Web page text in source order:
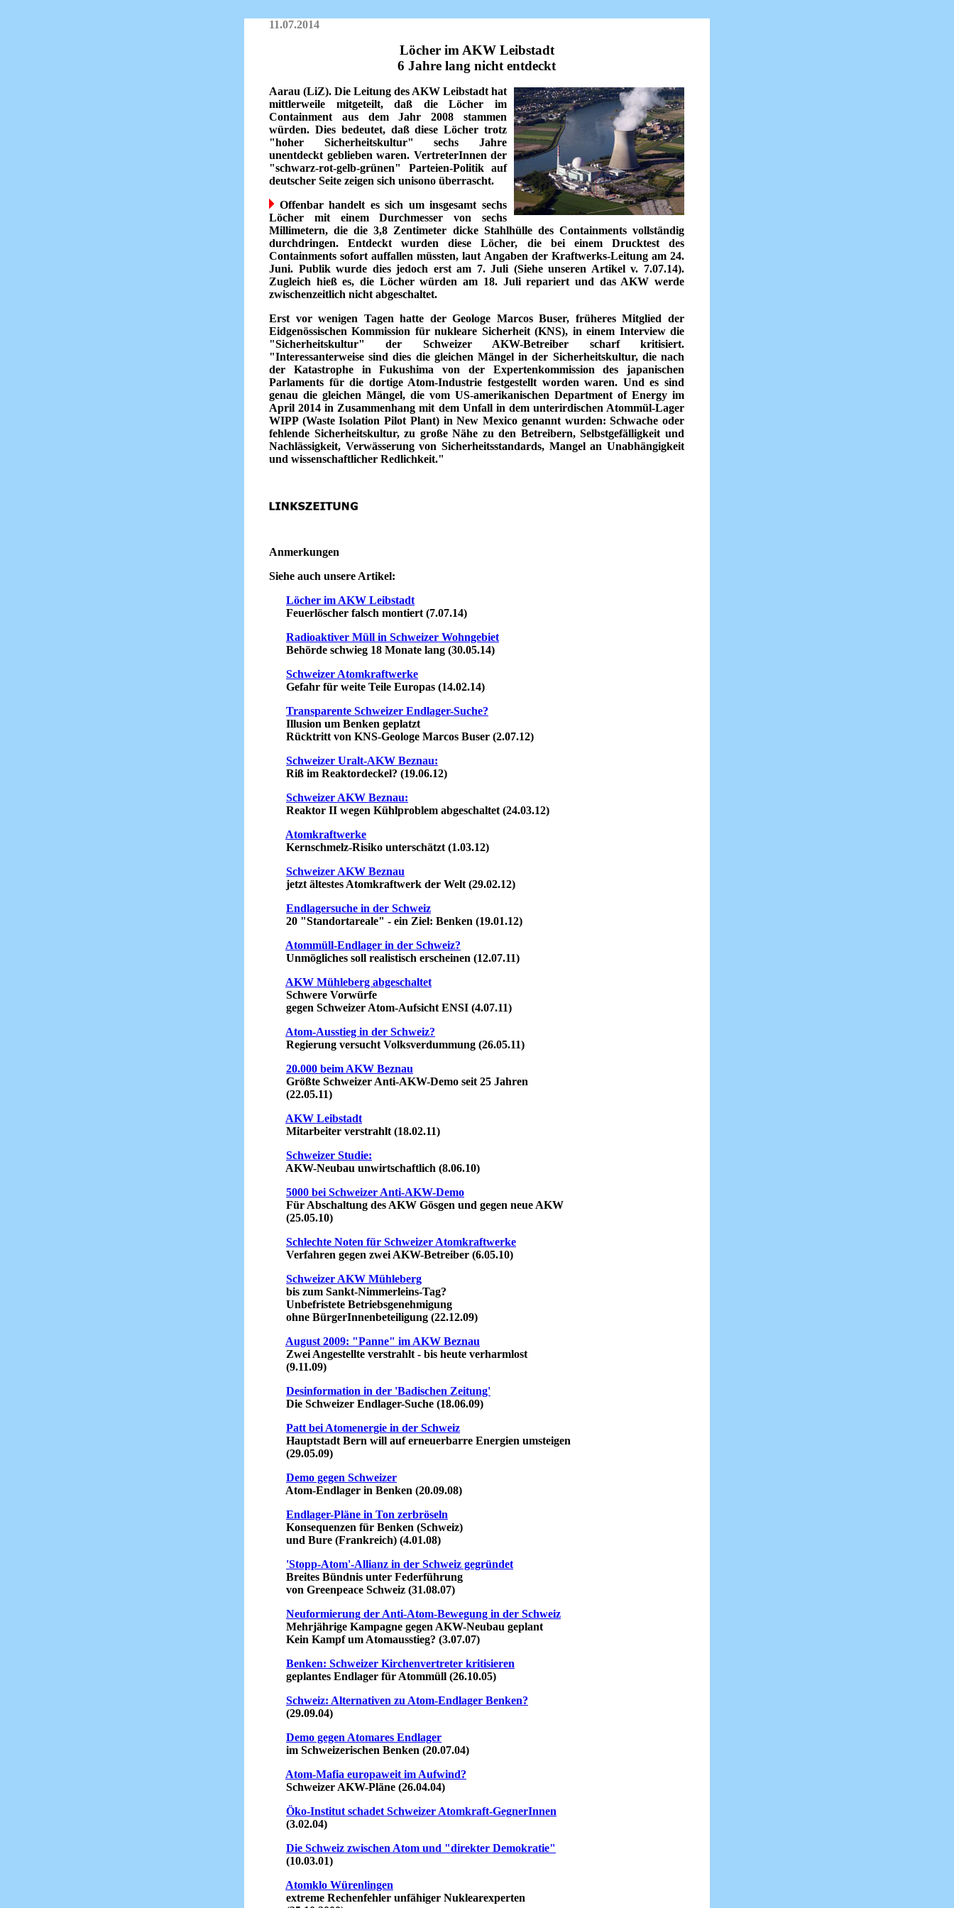
11.07.2014
Löcher im AKW Leibstadt
6 Jahre lang nicht entdeckt
Aarau (LiZ). Die Leitung des AKW Leibstadt hat
mittlerweile mitgeteilt, daß die Löcher im
Containment aus dem Jahr 2008 stammen
würden. Dies bedeutet, daß diese Löcher trotz
"hoher Sicherheitskultur" sechs Jahre
unentdeckt geblieben waren. VertreterInnen der
"schwarz-rot-gelb-grünen" Parteien-Politik auf
deutscher Seite zeigen sich unisono überrascht.
Offenbar handelt es sich um insgesamt sechs
Löcher mit einem Durchmesser von sechs
Millimetern, die die 3,8 Zentimeter dicke Stahlhülle des Containments vollständig
durchdringen. Entdeckt wurden diese Löcher, die bei einem Drucktest des
Containments sofort auffallen müssten, laut Angaben der Kraftwerks-Leitung am 24.
Juni. Publik wurde dies jedoch erst am 7. Juli (Siehe unseren Artikel v. 7.07.14).
Zugleich hieß es, die Löcher würden am 18. Juli repariert und das AKW werde
zwischenzeitlich nicht abgeschaltet.
Erst vor wenigen Tagen hatte der Geologe Marcos Buser, früheres Mitglied der
Eidgenössischen Kommission für nukleare Sicherheit (KNS), in einem Interview die
"Sicherheitskultur" der Schweizer AKW-Betreiber scharf kritisiert.
"Interessanterweise sind dies die gleichen Mängel in der Sicherheitskultur, die nach
der Katastrophe in Fukushima von der Expertenkommission des japanischen
Parlaments für die dortige Atom-Industrie festgestellt worden waren. Und es sind
genau die gleichen Mängel, die vom US-amerikanischen Department of Energy im
April 2014 in Zusammenhang mit dem Unfall in dem unterirdischen Atommül-Lager
WIPP (Waste Isolation Pilot Plant) in New Mexico genannt wurden: Schwache oder
fehlende Sicherheitskultur, zu große Nähe zu den Betreibern, Selbstgefälligkeit und
Nachlässigkeit, Verwässerung von Sicherheitsstandards, Mangel an Unabhängigkeit
und wissenschaftlicher Redlichkeit."
Anmerkungen
Siehe auch unsere Artikel:
Löcher im AKW Leibstadt
Feuerlöscher falsch montiert (7.07.14)
Radioaktiver Müll in Schweizer Wohngebiet
Behörde schwieg 18 Monate lang (30.05.14)
Schweizer Atomkraftwerke
Gefahr für weite Teile Europas (14.02.14)
Transparente Schweizer Endlager-Suche?
Illusion um Benken geplatzt
Rücktritt von KNS-Geologe Marcos Buser (2.07.12)
Schweizer Uralt-AKW Beznau:
Riß im Reaktordeckel? (19.06.12)
Schweizer AKW Beznau:
Reaktor II wegen Kühlproblem abgeschaltet (24.03.12)
Atomkraftwerke
Kernschmelz-Risiko unterschätzt (1.03.12)
Schweizer AKW Beznau
jetzt ältestes Atomkraftwerk der Welt (29.02.12)
Endlagersuche in der Schweiz
20 "Standortareale" - ein Ziel: Benken (19.01.12)
Atommüll-Endlager in der Schweiz?
Unmögliches soll realistisch erscheinen (12.07.11)
AKW Mühleberg abgeschaltet
Schwere Vorwürfe
gegen Schweizer Atom-Aufsicht ENSI (4.07.11)
Atom-Ausstieg in der Schweiz?
Regierung versucht Volksverdummung (26.05.11)
20.000 beim AKW Beznau
Größte Schweizer Anti-AKW-Demo seit 25 Jahren
(22.05.11)
AKW Leibstadt
Mitarbeiter verstrahlt (18.02.11)
Schweizer Studie:
AKW-Neubau unwirtschaftlich (8.06.10)
5000 bei Schweizer Anti-AKW-Demo
Für Abschaltung des AKW Gösgen und gegen neue AKW
(25.05.10)
Schlechte Noten für Schweizer Atomkraftwerke
Verfahren gegen zwei AKW-Betreiber (6.05.10)
Schweizer AKW Mühleberg
bis zum Sankt-Nimmerleins-Tag?
Unbefristete Betriebsgenehmigung
ohne BürgerInnenbeteiligung (22.12.09)
August 2009: "Panne" im AKW Beznau
Zwei Angestellte verstrahlt - bis heute verharmlost
(9.11.09)
Desinformation in der 'Badischen Zeitung'
Die Schweizer Endlager-Suche (18.06.09)
Patt bei Atomenergie in der Schweiz
Hauptstadt Bern will auf erneuerbarre Energien umsteigen
(29.05.09)
Demo gegen Schweizer
Atom-Endlager in Benken (20.09.08)
Endlager-Pläne in Ton zerbröseln
Konsequenzen für Benken (Schweiz)
und Bure (Frankreich) (4.01.08)
'Stopp-Atom'-Allianz in der Schweiz gegründet
Breites Bündnis unter Federführung
von Greenpeace Schweiz (31.08.07)
Neuformierung der Anti-Atom-Bewegung in der Schweiz
Mehrjährige Kampagne gegen AKW-Neubau geplant
Kein Kampf um Atomausstieg? (3.07.07)
Benken: Schweizer Kirchenvertreter kritisieren
geplantes Endlager für Atommüll (26.10.05)
Schweiz: Alternativen zu Atom-Endlager Benken?
(29.09.04)
Demo gegen Atomares Endlager
im Schweizerischen Benken (20.07.04)
Atom-Mafia europaweit im Aufwind?
Schweizer AKW-Pläne (26.04.04)
Öko-Institut schadet Schweizer Atomkraft-GegnerInnen
(3.02.04)
Die Schweiz zwischen Atom und "direkter Demokratie"
(10.03.01)
Atomklo Würenlingen
extreme Rechenfehler unfähiger Nuklearexperten